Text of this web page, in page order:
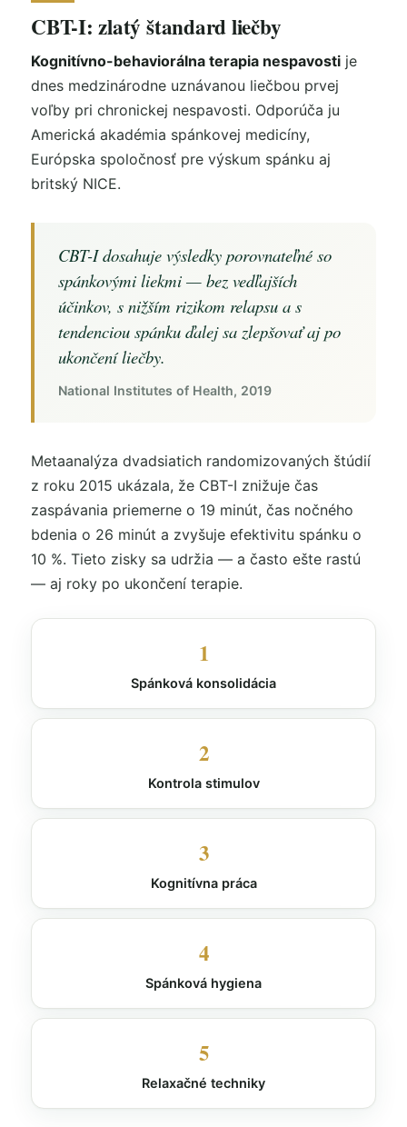
CBT-I: zlatý štandard liečby
Kognitívno-behaviorálna terapia nespavosti je
dnes medzinárodne uznávanou liečbou prvej
voľby pri chronickej nespavosti. Odporúča ju
Americká akadémia spánkovej medicíny,
Európska spoločnosť pre výskum spánku aj
britský NICE.
CBT-I dosahuje výsledky porovnateľné so
spánkovými liekmi — bez vedľajších
účinkov, s nižším rizikom relapsu a s
tendenciou spánku ďalej sa zlepšovať aj po
ukončení liečby.
National Institutes of Health, 2019
Metaanalýza dvadsiatich randomizovaných štúdií
z roku 2015 ukázala, že CBT-I znižuje čas
zaspávania priemerne o 19 minút, čas nočného
bdenia o 26 minút a zvyšuje efektivitu spánku o
10 %. Tieto zisky sa udržia — a často ešte rastú
— aj roky po ukončení terapie.
1
Spánková konsolidácia
2
Kontrola stimulov
3
Kognitívna práca
4
Spánková hygiena
5
Relaxačné techniky